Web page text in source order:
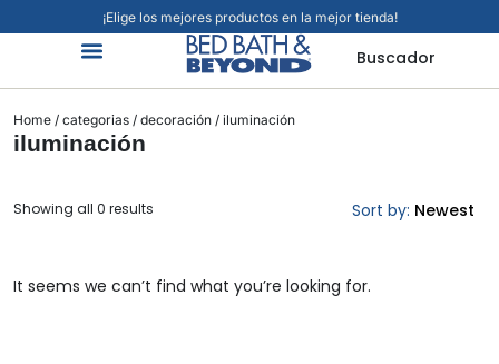
¡Elige los mejores productos en la mejor tienda!
Buscador
Home / categorias / decoración / iluminación
iluminación
Sort by: Newest
It seems we can’t find what you’re looking for.
Showing all 0 results